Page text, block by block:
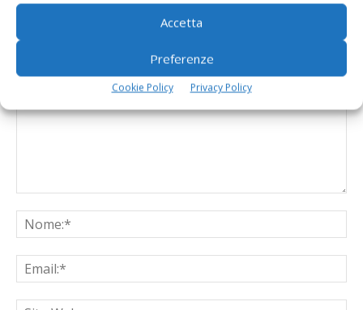
Accetta
Preferenze
Cookie Policy Privacy Policy
LASCIA UN COMMENTO